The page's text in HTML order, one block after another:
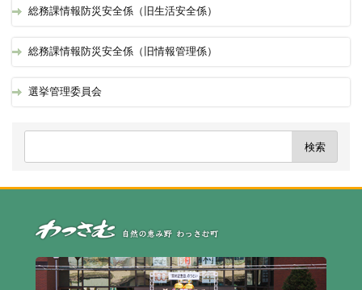
総務課情報防災安全係（旧生活安全係）
総務課情報防災安全係（旧情報管理係）
選挙管理委員会